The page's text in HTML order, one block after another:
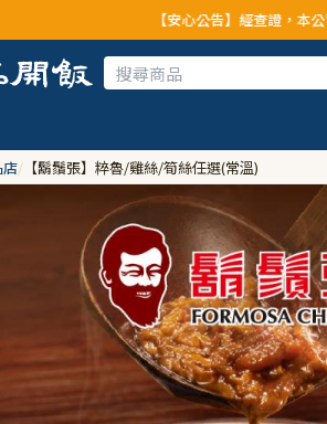
【安心公告】經查證，本公司全品項與上游供應
店/ 【鬍鬚張】粹魯/雞絲/筍絲任選(常溫)